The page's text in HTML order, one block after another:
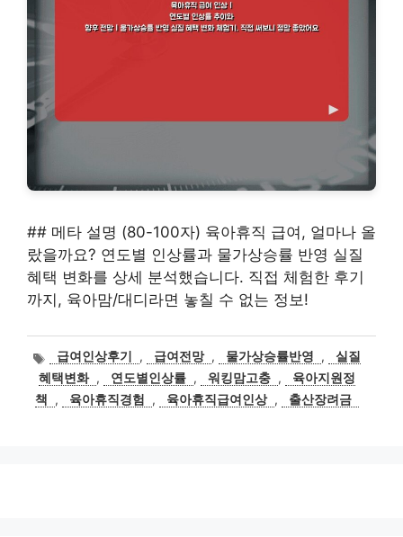
## 메타 설명 (80-100자) 육아휴직 급여, 얼마나 올
랐을까요? 연도별 인상률과 물가상승률 반영 실질
혜택 변화를 상세 분석했습니다. 직접 체험한 후기
까지, 육아맘/대디라면 놓칠 수 없는 정보!
태
그
급여인상후기 , 급여전망 , 물가상승률반영 ,
실질
혜택변화 , 연도별인상률 , 워킹맘고충 ,
육아지원정
책
, 육아휴직경험 , 육아휴직급여인상 , 출산장려금